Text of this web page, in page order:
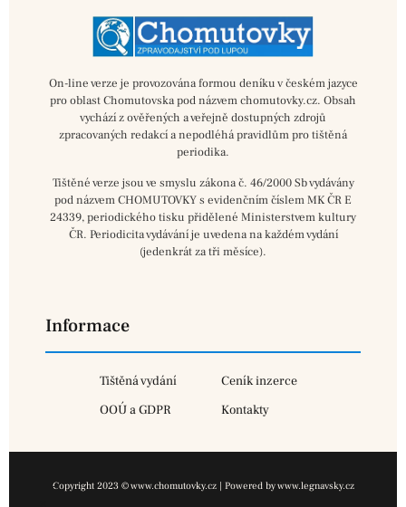
On-line verze je provozována formou deníku v českém jazyce
pro oblast Chomutovska pod názvem chomutovky.cz. Obsah
vychází z ověřených a veřejně dostupných zdrojů
zpracovaných redakcí a nepodléhá pravidlům pro tištěná
periodika.
Tištěné verze jsou ve smyslu zákona č. 46/2000 Sb vydávány
pod názvem CHOMUTOVKY s evidenčním číslem MK ČR E
24339, periodického tisku přidělené Ministerstvem kultury
ČR. Periodicita vydávání je uvedena na každém vydání
(jedenkrát za tři měsíce).
Informace
Tištěná vydání
Ceník inzerce
OOÚ a GDPR
Kontakty
Copyright 2023 © www.chomutovky.cz | Powered by www.legnavsky.cz